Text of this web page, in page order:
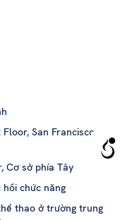
San Francisco,
Cơ sở phía Tây
chức năng
thao ở trường trung